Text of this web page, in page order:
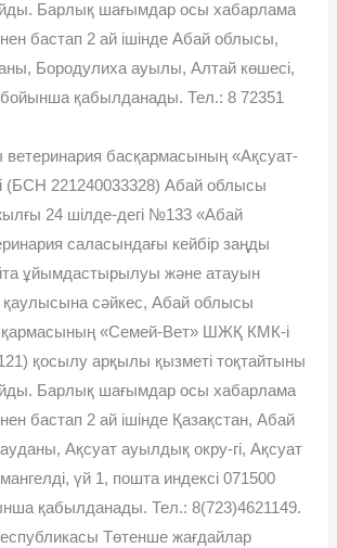
Барлық шағымдар осы хабарлама
бастап 2 ай ішінде Абай облысы,
Бородулиха ауылы, Алтай көшесі,
қабылданады. Тел.: 8 72351
басқармасының «Ақсуат-
221240033328) Абай облысы
жылғы 24 шілде-дегі №133 «Абай
саласындағы кейбір заңды
ұйымдастырылуы және атауын
қаулысына сәйкес, Абай облысы
«Семей-Вет» ШЖҚ КМК-і
қосылу арқылы қызметі тоқтайтыны
Барлық шағымдар осы хабарлама
бастап 2 ай ішінде Қазақстан, Абай
Ақсуат ауылдық окру-гі, Ақсуат
үй 1, пошта индексі 071500
қабылданады. Тел.: 8(723)4621149.
Төтенше жағдайлар